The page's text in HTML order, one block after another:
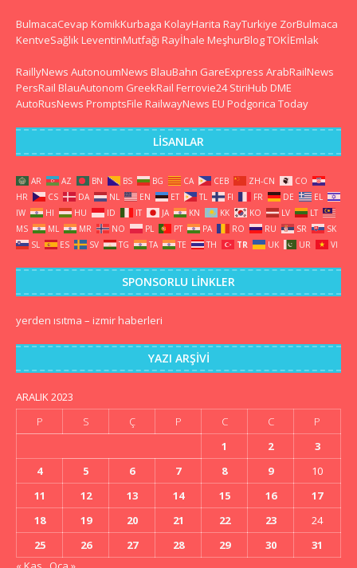
BulmacaCevap KomikKurbaga KolayHarita RayTurkiye ZorBulmaca
KentveSağlık LeventinMutfağı Rayİhale MeşhurBlogTOKİEmlak
RaillyNews AutonoumNews BlauBahn GareExpress ArabRailNews
PersRail BlauAutonom GreekRail Ferrovie24 StiriHub DME
AutoRusNews PromptsFile RailwayNews EU Podgorica Today
LISANLAR
AR AZ BN BS BG CA CEB ZH-CN
CO
HR
CS DA NL EN ET TL FI FR DE
EL
IW
HI HU ID IT JA KN KK KO LV
LT
MS
ML MR NO PL PT PA RO RU SR
SK
SL
ES SV TG TA TE TH TR UK UR VI
SPONSORLU LINKLER
yerden ısıtma – izmir haberleri
YAZI ARŞIVI
ARALIK 2023
P
S Ç P C C
P
1
2
3
4
5 6 7 8 9
10
11
12 13 14 15 16
17
18
19 20 21 22 23
24
25
26 27 28 29 30
31